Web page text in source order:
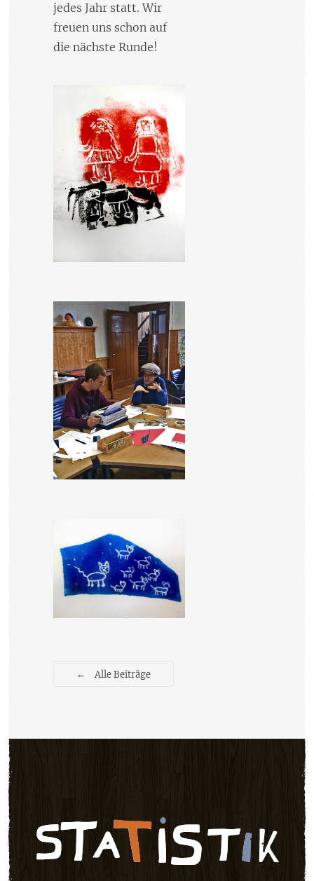
jedes Jahr statt. Wir
freuen uns schon auf
die nächste Runde!
← Alle Beiträge